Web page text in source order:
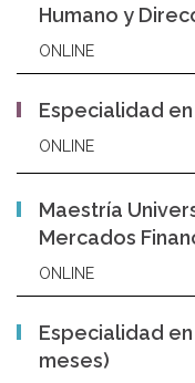
Humano y
ONLINE
Especialidad en
ONLINE
Maestría
Mercados
ONLINE
Especialidad
meses)